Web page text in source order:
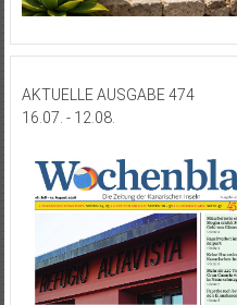
AKTUELLE AUSGABE 474
16.07. - 12.08.